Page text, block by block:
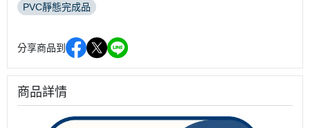
PVC靜態完成品
分享商品到
商品詳情